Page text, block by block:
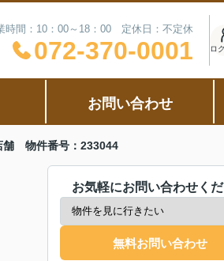
時間：10：00～18：00 定休日：不定休
072-370-0001 ロ
お問い合わせ
舗 物件番号：233044
お気軽にお問い合わせく
無料お問い合わせ